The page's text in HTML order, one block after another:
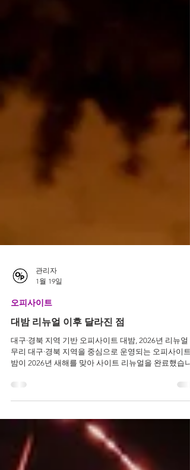
관리자
1월 19일
오피사이트
밤이 2026년 새해를 맞아 사이트 리뉴얼을 완료했습니
다. 2025년부터 리뉴얼 계획이 언급되었던 만큼, 이번
편은 단순한 수정이 아닌 전체 구조를 다시 설계한 변화
로 볼 수 있습니다. 로그인 중심에서 썸네일 중심으로
뀐 메인 화면 이번 리뉴얼의 핵심은 메인 화면 구성 변